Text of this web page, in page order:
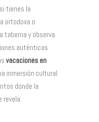
tienes la
ortodoxa o
taberna y observa
auténticas
vacaciones en
inmersión cultural
donde la
revela.